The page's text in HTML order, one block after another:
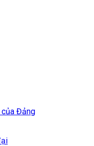
của Đảng